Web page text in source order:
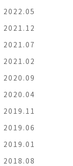
2022.05
2021.12
2021.07
2021.02
2020.09
2020.04
2019.11
2019.06
2019.01
2018.08